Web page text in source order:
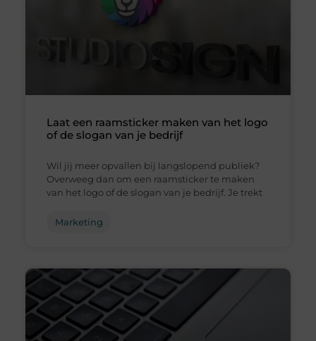
Laat een raamsticker maken van het logo
of de slogan van je bedrijf
Wil jij meer opvallen bij langslopend publiek?
Overweeg dan om een raamsticker te maken
van het logo of de slogan van je bedrijf. Je trekt
Marketing